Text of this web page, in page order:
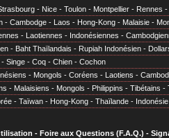
- Nice - Toulon - Montpellier - Rennes -
- Cambodge - Laos - Hong-Kong - Malaisie -
- Laotiennes - Indonésiennes -
- Baht Thaïlandais - Rupiah Indonésien -
- Singe - Coq - Chien - Cochon
- Mongols - Coréens - Laotiens -
- Malaisiens - Mongols - Philippins - Tibétains -
- Taïwan - Hong-Kong - Thaïlande - Indonésie
- Foire aux Questions (F.A.Q.) -